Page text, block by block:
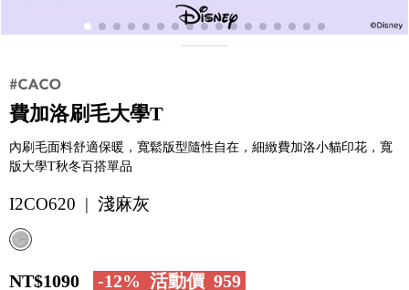
費加洛刷毛大學T
內刷毛面料舒適保暖，寬鬆版型隨性自在，細緻費加洛小貓印花，寬
版大學T秋冬百搭單品
I2CO620 | 淺麻灰
NT$1090 -12% 活動價 959